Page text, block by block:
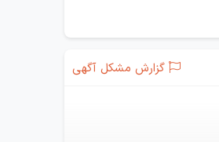
گزارش مشکل آگهی